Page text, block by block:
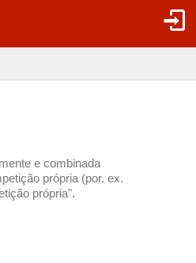
e combinada
própria (por. ex.
própria".